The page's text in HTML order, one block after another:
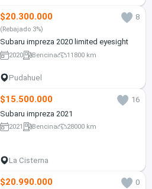
$20.300.000 8
(Rebajado 3%)
Subaru impreza 2020 limited eyesight
2020 Bencina 11800 km
Pudahuel
$15.500.000
16
Subaru impreza 2021
2021 Bencina 28000 km
La Cisterna
$20.990.000 0